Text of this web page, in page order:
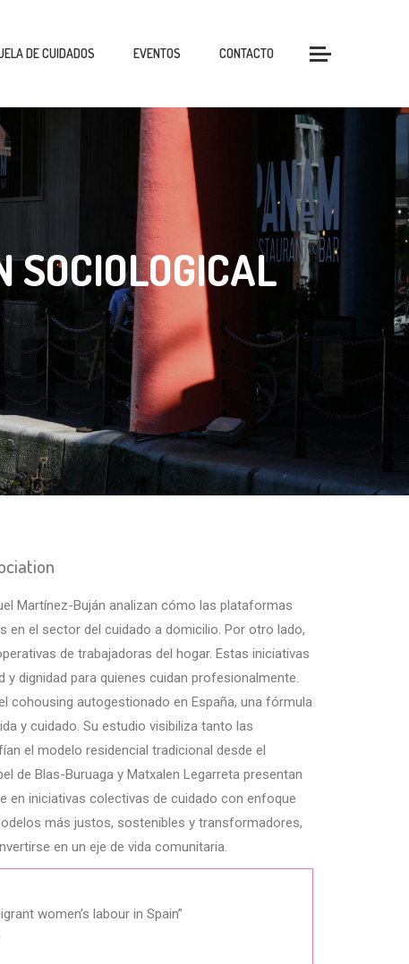
DE CUIDADOS EVENTOS CONTACTO
SOCIOLOGICAL
Martínez-Buján analizan cómo las plataformas
en el sector del cuidado a domicilio. Por otro lado,
de trabajadoras del hogar. Estas iniciativas
dignidad para quienes cuidan profesionalmente.
cohousing autogestionado en España, una fórmula
y cuidado. Su estudio visibiliza tanto las
el modelo residencial tradicional desde el
de Blas-Buruaga y Matxalen Legarreta presentan
en iniciativas colectivas de cuidado con enfoque
más justos, sostenibles y transformadores,
en un eje de vida comunitaria.
women’s labour in Spain”